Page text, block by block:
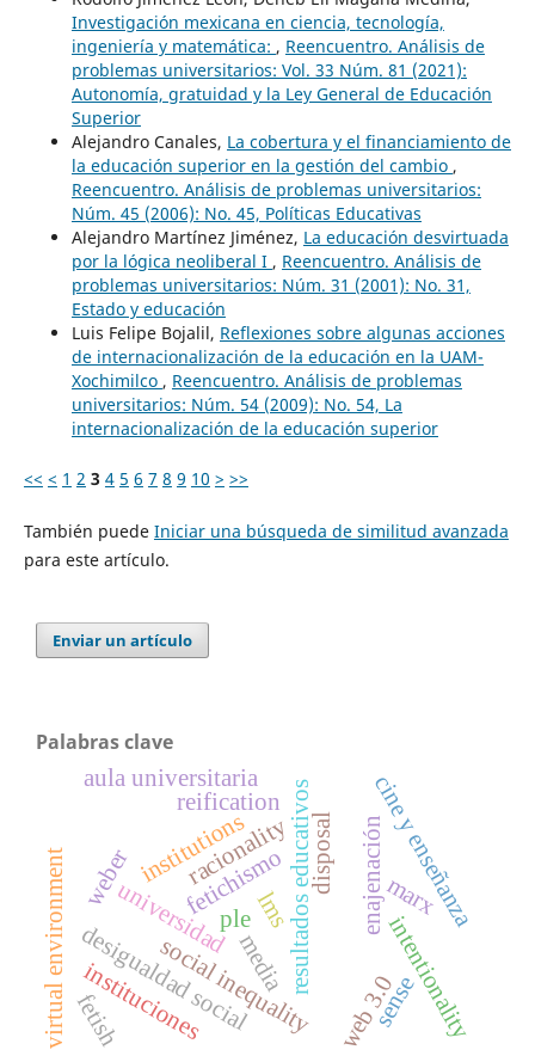
Investigación mexicana en ciencia, tecnología,
ingeniería y matemática: , Reencuentro. Análisis de
problemas universitarios: Vol. 33 Núm. 81 (2021):
Autonomía, gratuidad y la Ley General de Educación
Superior
Alejandro Canales, La cobertura y el financiamiento de
la educación superior en la gestión del cambio ,
Reencuentro. Análisis de problemas universitarios:
Núm. 45 (2006): No. 45, Políticas Educativas
Alejandro Martínez Jiménez, La educación desvirtuada
por la lógica neoliberal I , Reencuentro. Análisis de
problemas universitarios: Núm. 31 (2001): No. 31,
Estado y educación
Luis Felipe Bojalil, Reflexiones sobre algunas acciones
de internacionalización de la educación en la UAM-
Xochimilco , Reencuentro. Análisis de problemas
universitarios: Núm. 54 (2009): No. 54, La
internacionalización de la educación superior
<< < 1 2 3 4 5 6 7 8 9 10 > >>
También puede Iniciar una búsqueda de similitud avanzada
para este artículo.
Enviar un artículo
Palabras clave
universidadfetichismoresultados educativos
social inequality
desigualdad social
racionality
weberinstitutions
instituciones
fetish
disposal
reification
enajenaciónmarx
media
cine y enseñanza
virtual environment ple lms
web 3.0
aula universitaria
intentionality
sense